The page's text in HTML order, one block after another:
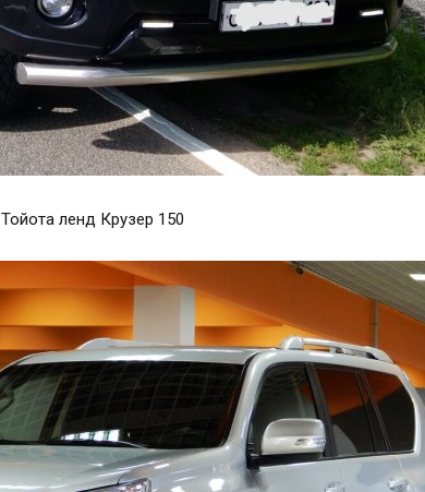
Тойота ленд Крузер 150